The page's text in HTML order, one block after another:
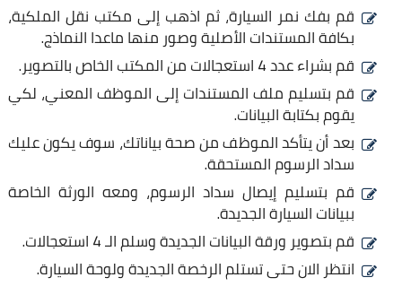
قم بفك نمر السيارة، ثم اذهب إلى مكتب نقل الملكية،
بكافة المستندات الأصلية وصور منها ماعدا النماذج.
قم بشراء عدد 4 استعجالات من المكتب الخاص بالتصوير.
قم بتسليم ملف المستندات إلى الموظف المعني، لكي
يقوم بكتابة البيانات.
بعد أن يتأكد الموظف من صحة بياناتك، سوف يكون عليك
سداد الرسوم المستحقة.
قم بتسليم إيصال سداد الرسوم، ومعه الورثة الخاصة
ببيانات السيارة الجديدة.
قم بتصوير ورقة البيانات الجديدة وسلم الـ 4 استعجالات.
انتظر الان حتى تستلم الرخصة الجديدة ولوحة السيارة.